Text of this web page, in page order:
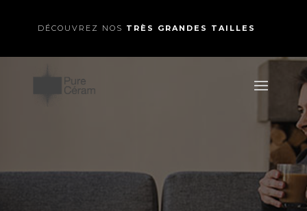
DÉCOUVREZ NOS TRÈS GRANDES TAILLES